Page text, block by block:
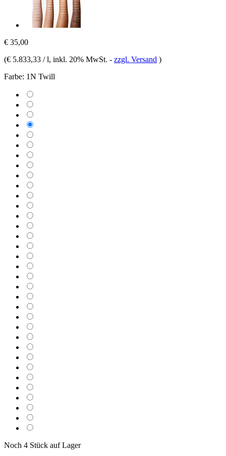
€ 35,00
(€ 5.833,33 / l, inkl. 20% MwSt. - zzgl. Versand )
Farbe: 1N Twill
Noch 4 Stück auf Lager